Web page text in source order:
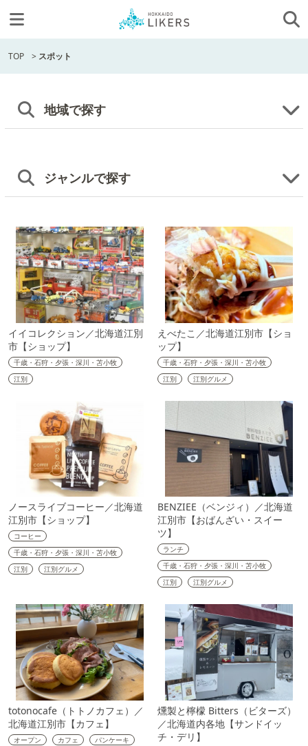
TOP > スポット
地域で探す
ジャンルで探す
イイコレクション／北海道江別
市【ショップ】
千歳・石狩・夕張・深川・苫小牧
江別
えべたこ／北海道江別市【ショ
ップ】
千歳・石狩・夕張・深川・苫小牧
江別
江別グルメ
ノースライブコーヒー／北海道
江別市【ショップ】
コーヒー
千歳・石狩・夕張・深川・苫小牧
江別
江別グルメ
BENZIEE（ベンジィ）／北海道
江別市【おばんざい・スイー
ツ】
ランチ
千歳・石狩・夕張・深川・苫小牧
江別
江別グルメ
totonocafe（トトノカフェ）／
北海道江別市【カフェ】
オープン カフェ
パンケーキ
燻製と檸檬 Bitters（ビターズ）
／北海道内各地【サンドイッ
チ・デリ】